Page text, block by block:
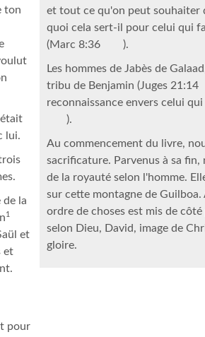
ton
lui.
de la
1
et
et
pour
et tout ce qu'on peut souhaiter
quoi cela sert-il pour celui qui
(Marc 8:36
).
Les hommes de Jabès de
tribu de Benjamin (Juges 21:14
reconnaissance envers celui
).
Au commencement du livre,
sacrificature. Parvenus à sa fin,
de la royauté selon l'homme.
sur cette montagne de
ordre de choses est mis de
selon Dieu, David, image de
gloire.